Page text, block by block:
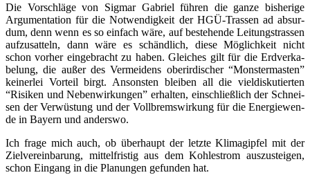
Die Vor­schlä­ge von Sig­mar Gabri­el füh­ren die gan­ze bis­he­ri­ge
Argu­men­ta­ti­on für die Not­wen­dig­keit der HGÜ-Tras­sen ad absur­
dum, denn wenn es so ein­fach wäre, auf bestehen­de Lei­tungs­tras­sen
auf­zu­sat­teln, dann wäre es schänd­lich, die­se Mög­lich­keit nicht
schon vor­her ein­ge­bracht zu haben. Glei­ches gilt für die Erd­ver­ka­
be­lung, die außer des Ver­mei­dens ober­ir­di­scher “Mons­ter­mas­ten”
kei­ner­lei Vor­teil birgt. Ansons­ten blei­ben all die viel­dis­ku­tier­ten
“Risi­ken und Neben­wir­kun­gen” erhal­ten, ein­schließ­lich der Schnei­
sen der Ver­wüs­tung und der Voll­brems­wir­kung für die Ener­gie­wen­
de in Bay­ern und anderswo.
Ich fra­ge mich auch, ob über­haupt der letz­te Kli­ma­gip­fel mit der
Ziel­ver­ein­ba­rung, mit­tel­fris­tig aus dem Koh­lestrom aus­zu­stei­gen,
schon Ein­gang in die Pla­nun­gen gefun­den hat.